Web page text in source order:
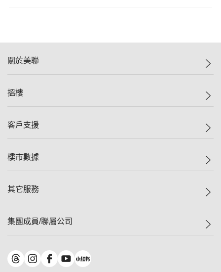
關於美聯
美聯集團
人才招募
搵樓
一手新盤
減價
美聯豪宅
獨家樓盤
租盤
客戶支援
自助放盤
查詢熱線
按揭計算機
負擔能力計算機
轉按計算機
繳款方式
樓市數據
樓價指數
歷史成交
屋苑成交排行榜
地區百科
其它服務
屋苑專頁
美聯精英會
集團成員/聯屬公司
美聯物業
鋑聯控股*